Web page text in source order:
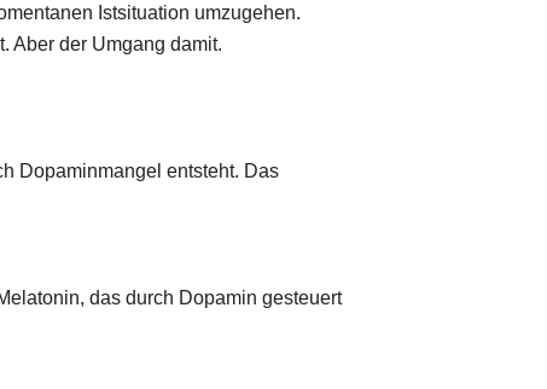
Istsituation umzugehen.
Aber der Umgang damit.
Dopaminmangel entsteht. Das
das durch Dopamin gesteuert